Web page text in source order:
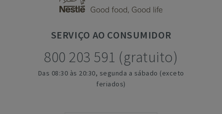
SERVIÇO AO CONSUMIDOR
800 203 591 (gratuito)
Das 08:30 às 20:30, segunda a sábado (exceto
feriados)